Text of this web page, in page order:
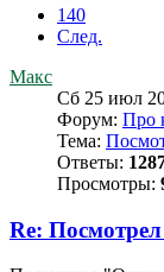
140
След.
Макс
Сб 25 июл
Форум: Про
Тема:
Ответы:
Просмотры:
Re: